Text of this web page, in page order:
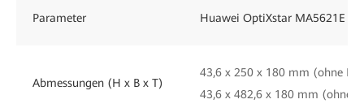
Parameter Huawei OptiXstar MA5621E
Abmessungen (H x B x T)
43,6 x 250 x 180 mm (ohne
43,6 x 482,6 x 180 mm (ohne